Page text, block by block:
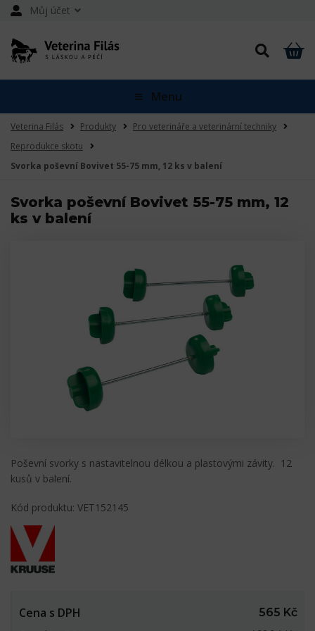
Můj účet
Menu
Veterina Filás Produkty
Pro veterináře a veterinární techniky
Reprodukce skotu
Svorka poševní Bovivet 55-75 mm, 12 ks v balení
Svorka poševní Bovivet 55-75 mm, 12
ks v balení
Poševní svorky s nastavitelnou délkou a plastovými závity. 12
kusů v balení.
Kód produktu: VET152145
Cena s DPH
565 Kč